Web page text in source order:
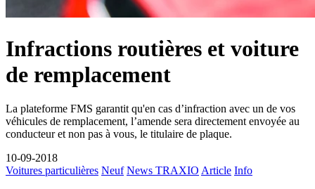
Infractions routières et voiture
de remplacement
La plateforme FMS garantit qu'en cas d’infraction avec un de vos
véhicules de remplacement, l’amende sera directement envoyée au
conducteur et non pas à vous, le titulaire de plaque.
10-09-2018
Voitures particulières Neuf News TRAXIO Article Info